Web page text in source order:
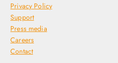
Privacy Policy
Support
Press media
Careers
Contact